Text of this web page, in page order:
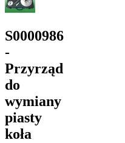
S0000986
-
Przyrząd
do
wymiany
piasty
koła